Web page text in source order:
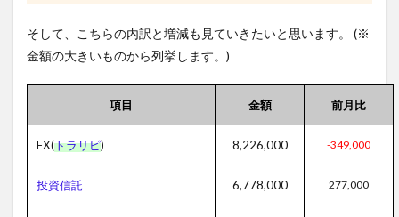
そして、こちらの内訳と増減も見ていきたいと思います。 (※
金額の大きいものから列挙します。)
項目 金額 前月比
FX(トラリピ) 8,226,000 -349,000
投資信託 6,778,000 277,000